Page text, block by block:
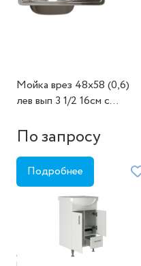
Мойка врез 48х58 (0,6)
лев вып 3 1/2 16см с
По запросу
Подробнее